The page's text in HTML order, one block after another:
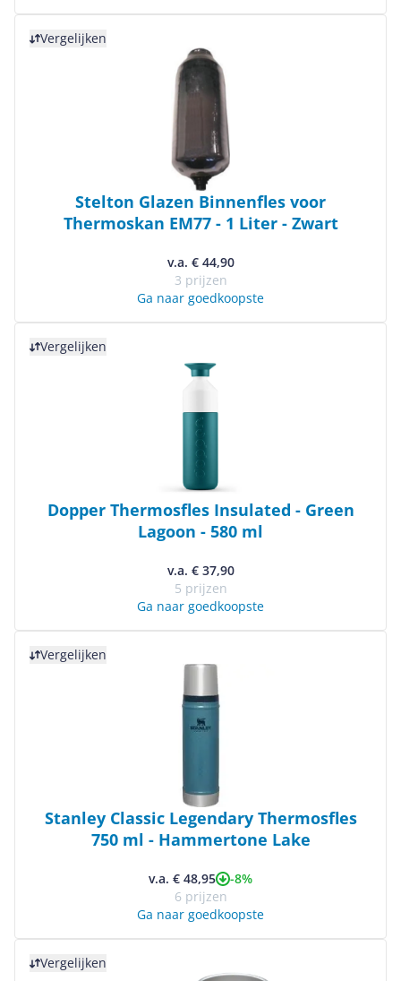
Vergelijken
Stelton Glazen Binnenfles voor
Thermoskan EM77 - 1 Liter - Zwart
v.a. € 44,90
3 prijzen
Ga naar goedkoopste
Vergelijken
Dopper Thermosfles Insulated - Green
Lagoon - 580 ml
v.a. € 37,90
5 prijzen
Ga naar goedkoopste
Vergelijken
Stanley Classic Legendary Thermosfles
750 ml - Hammertone Lake
v.a. € 48,95
-8%
6 prijzen
Ga naar goedkoopste
Vergelijken